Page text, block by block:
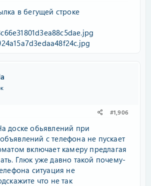
в бегущей строке
#1,906
доске обьявлений при
с телефона не пускает
включает камеру предлагая
Глюк уже давно такой почему-
ситуация не
что не так